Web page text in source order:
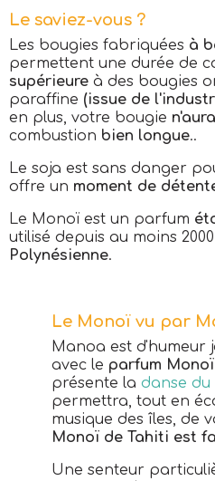
Le saviez-vous ?
Les bougies fabriquées à
permettent une durée de
supérieure à des bougies
paraffine (issue de
en plus, votre bougie
combustion bien longue..
Le soja est sans danger
offre un moment de
Le Monoï est un parfum
utilisé depuis au moins
Polynésienne.
Le Monoï vu par
Manoa est d'humeur
avec le parfum
présente la danse
permettra, tout en
musique des îles, de
Monoï de Tahiti est
Une senteur